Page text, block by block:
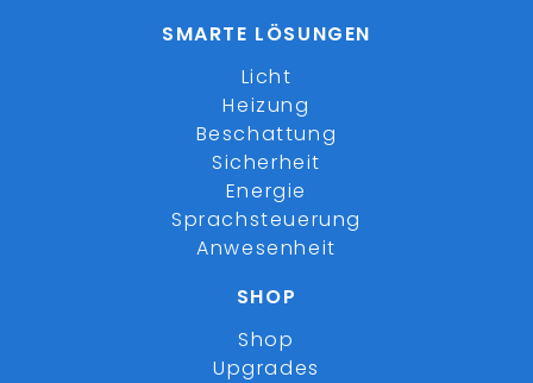
SMARTE LÖSUNGEN
Licht
Heizung
Beschattung
Sicherheit
Energie
Sprachsteuerung
Anwesenheit
SHOP
Shop
Upgrades